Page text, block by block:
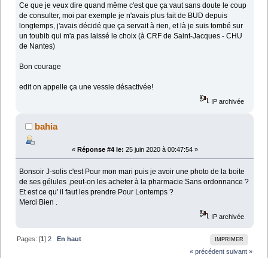
Ce que je veux dire quand même c'est que ça vaut sans doute le coup
de consulter, moi par exemple je n'avais plus fait de BUD depuis
longtemps, j'avais décidé que ça servait à rien, et là je suis tombé sur
un toubib qui m'a pas laissé le choix (à CRF de Saint-Jacques - CHU
de Nantes)
Bon courage
edit on appelle ça une vessie désactivée!
IP archivée
bahia
« Réponse #4 le: 25 juin 2020 à 00:47:54 »
Bonsoir J-solis c'est Pour mon mari puis je avoir une photo de la boite
de ses gélules ,peut-on les acheter à la pharmacie Sans ordonnance ?
Et est ce qu' il faut les prendre Pour Lontemps ?
Merci Bien .
IP archivée
IMPRIMER
Pages: [1]2
En haut
« précédent suivant »